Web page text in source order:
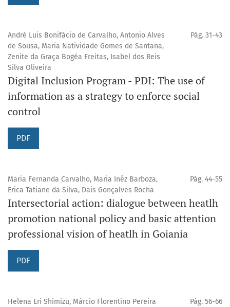
André Luis Bonifácio de Carvalho, Antonio Alves
de Sousa, Maria Natividade Gomes de Santana,
Zenite da Graça Bogéa Freitas, Isabel dos Reis
Silva Oliveira
Pág. 31-43
Digital Inclusion Program - PDI: The use of
information as a strategy to enforce social
control
PDF
Maria Fernanda Carvalho, Maria Inêz Barboza,
Erica Tatiane da Silva, Dais Gonçalves Rocha
Pág. 44-55
Intersectorial action: dialogue between heatlh
promotion national policy and basic attention
professional vision of heatlh in Goiania
PDF
Helena Eri Shimizu, Márcio Florentino Pereira Pág. 56-66